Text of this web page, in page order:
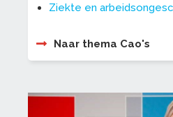
Ziekte en
Naar thema Cao's